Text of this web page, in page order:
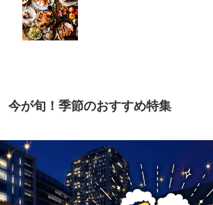
今が旬！季節のおすすめ特集